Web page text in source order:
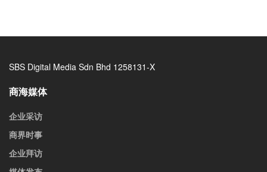
SBS Digital Media Sdn Bhd 1258131-X
商海媒体
企业采访
商界时事
企业拜访